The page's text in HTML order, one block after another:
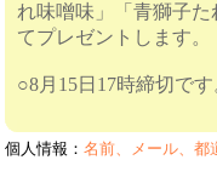
れ味噌味」「青獅子
てプレゼントします。
○8月15日17時締切です
個人情報： 名前、メール、都